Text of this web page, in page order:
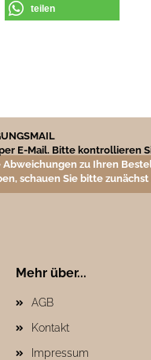
teilen
E-Mail. Bitte kontrollieren
zu Ihren
schauen Sie bitte zunächst
Mehr über...
AGB
Kontakt
Impressum